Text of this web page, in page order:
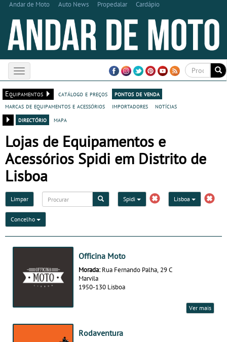
Andar de Moto Auto News Propedalar Cardápio
Toggle
navigation
Equipamentos
catálogo e preços
pontos de venda
marcas de equipamentos e acessórios
importadores
notícias
directório
mapa
Lojas de Equipamentos e
Acessórios Spidi em Distrito de
Lisboa
Limpar Spidi Lisboa
Concelho
Officina Moto
Morada: Rua Fernando Palha, 29 C
Marvila
1950-130 Lisboa
Ver mais
Rodaventura